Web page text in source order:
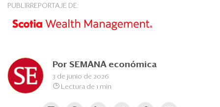
Edición Impresa
Por SEMANA económica
3 de junio de 2026
Lectura de 1 min
PUBLIRREPORTAJE DE: